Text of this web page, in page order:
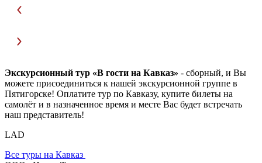
Экскурсионный тур «В гости на Кавказ» - сборный, и Вы
можете присоединиться к нашей экскурсионной группе в
Пятигорске! Оплатите тур по Кавказу, купите билеты на
самолёт и в назначенное время и месте Вас будет встречать
наш представитель!
LAD
Все туры на Кавказ